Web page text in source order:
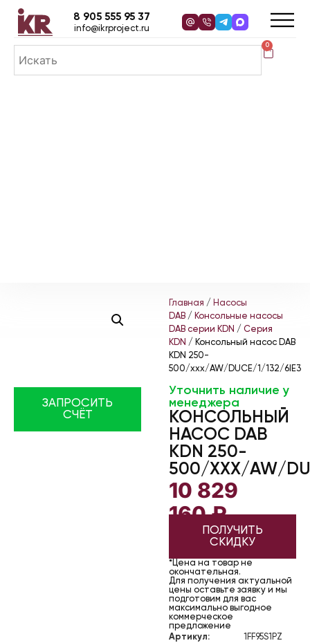
0
8 905 555 95 37
info@ikrproject.ru
ЗАПРОСИТЬ
СЧЁТ
Главная / Насосы
DAB / Консольные насосы
DAB серии KDN / Серия
KDN / Консольный насос DAB
KDN 250-
500/xxx/AW/DUCE/1/132/6IE3
Уточнить наличие у
менеджера
КОНСОЛЬНЫЙ
НАСОС DAB
KDN 250-
500/XXX/AW/
10 829
160₽
ПОЛУЧИТЬ
СКИДКУ
*Цена на товар не
окончательная.
Для получения актуальной
цены оставьте заявку и мы
подготовим для вас
максимально выгодное
коммерческое
предложение
Артикул:
1FF95S1PZ